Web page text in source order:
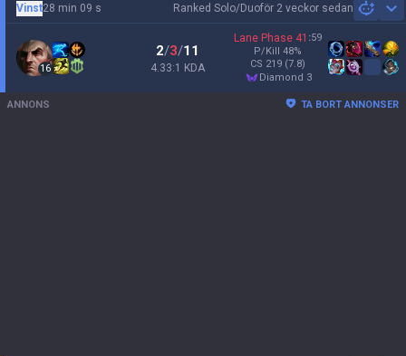
Ranked Solo/Duoför 2 veckor sedan
Vinst28 min 09 s
16
2/3/11
4.33:1 KDA
Lane Phase 41 :59
P/Kill 48%
CS 219 (7.8)
diamond 3
ANNONS TA BORT ANNONSER